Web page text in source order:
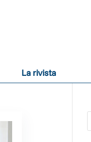
La rivista